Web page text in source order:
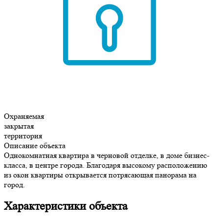
Охраняемая
закрытая
территория
Описание объекта
Однокомнатная квартира в черновой отделке, в доме бизнес-
класса, в центре города. Благодаря высокому расположению
из окон квартиры открывается потрясающая панорама на
город.
Характеристики объекта